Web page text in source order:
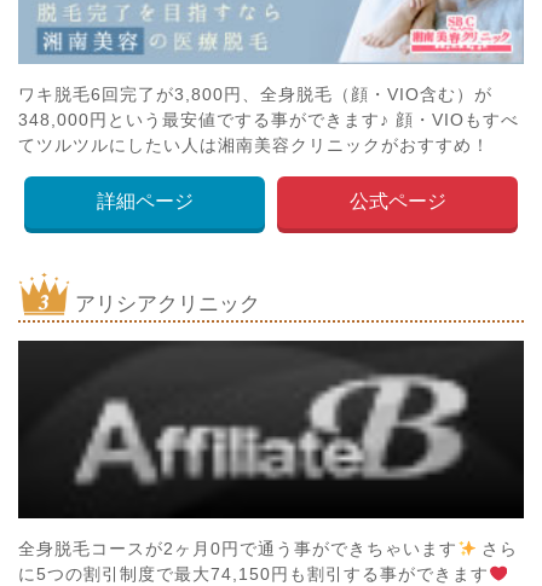
ワキ脱毛6回完了が3,800円、全身脱毛（顔・VIO含む）が
348,000円という最安値でする事ができます♪ 顔・VIOもすべ
てツルツルにしたい人は湘南美容クリニックがおすすめ！
詳細ページ 公式ページ
アリシアクリニック
全身脱毛コースが2ヶ月0円で通う事ができちゃいます
さら
に5つの割引制度で最大74,150円も割引する事ができます